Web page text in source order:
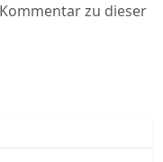
zu dieser